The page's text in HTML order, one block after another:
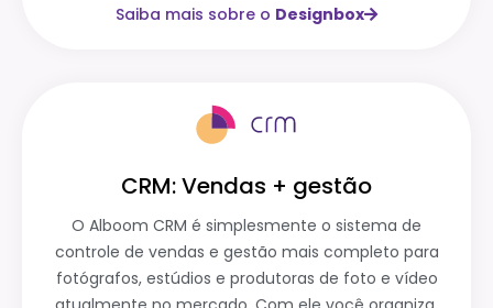
Saiba mais sobre o Designbox
CRM: Vendas + gestão
O Alboom CRM é simplesmente o sistema de
controle de vendas e gestão mais completo para
fotógrafos, estúdios e produtoras de foto e vídeo